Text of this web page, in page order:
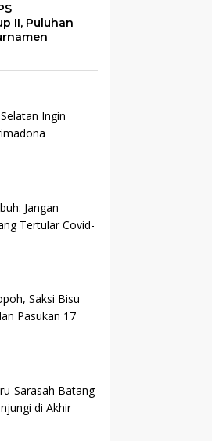
II, Puluhan
Ingin
Jangan
Tertular Covid-
Saksi Bisu
Pasukan 17
Sarasah Batang
di Akhir